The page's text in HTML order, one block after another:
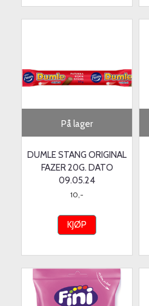
På lager
DUMLE STANG ORIGINAL
FAZER 20G. DATO
09.05.24
10,-
KJØP